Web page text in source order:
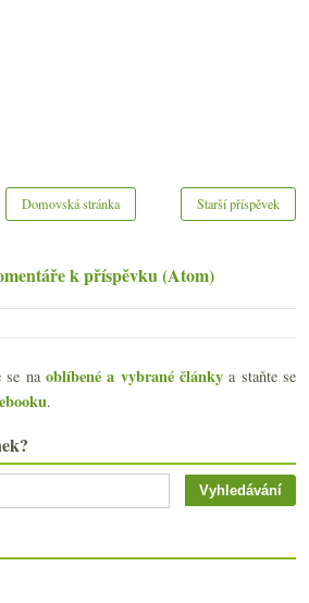
Starší příspěvek
Domovská stránka
k příspěvku (Atom)
se naoblíbené a vybrané články a staňte se
.